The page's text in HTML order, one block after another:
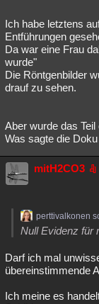
Ich habe letztens
Entführungen
Da war eine Frau
wurde"
Die Röntgenbilder
drauf zu sehen.
Aber wurde das
Was sagte die
mitH2CO3
perttivalkonen
Null Evidenz für
Darf ich mal
übereinstimmende
Ich meine es